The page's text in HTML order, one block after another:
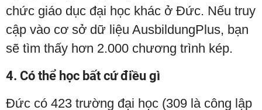
chức giáo dục đại học khác ở Đức. Nếu truy
cập vào cơ sở dữ liệu AusbildungPlus, bạn
sẽ tìm thấy hơn 2.000 chương trình kép.
4. Có thể học bất cứ điều gì
Đức có 423 trường đại học (309 là công lập